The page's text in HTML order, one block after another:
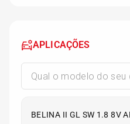
APLICAÇÕES
BELINA II GL SW 1.8 8V